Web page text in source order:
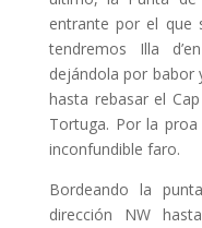
entrante por el que
tendremos Illa
dejándola por babor
hasta rebasar el
Tortuga. Por la
inconfundible faro.
Bordeando la
dirección NW